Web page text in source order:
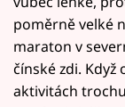
poměrně velké
maraton v
čínské zdi.
aktivitách